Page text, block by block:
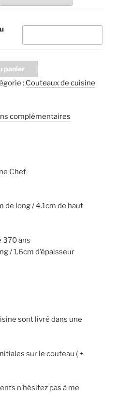
panier
: Couteaux de cuisine
complémentaires
Chef
de long / 4.1cm de haut
370 ans
/ 1.6cm d’épaisseur
sont livré dans une
sur le couteau ( +
n’hésitez pas à me